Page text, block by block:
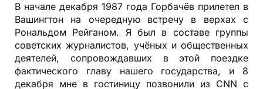
В начале декабря 1987 года Горбачёв прилетел в
Вашингтон на очередную встречу в верхах с
Рональдом Рейганом. Я был в составе группы
советских журналистов, учёных и общественных
деятелей, сопровождавших в этой поездке
фактического главу нашего государства, и 8
декабря мне в гостиницу позвонили из CNN с